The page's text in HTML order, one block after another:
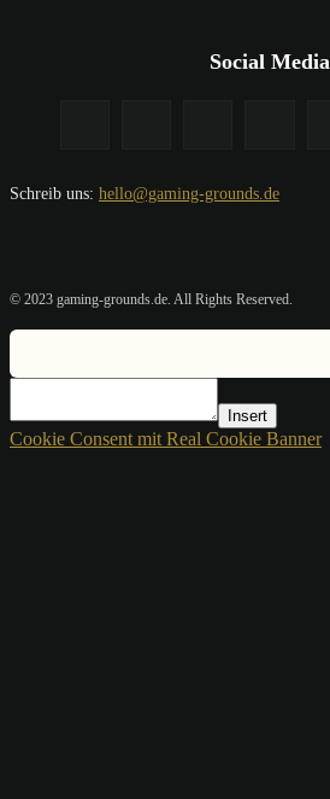
Social Media
Schreib uns: hello@gaming-grounds.de
© 2023 gaming-grounds.de. All Rights Reserved.
Insert
Cookie Consent mit Real Cookie Banner